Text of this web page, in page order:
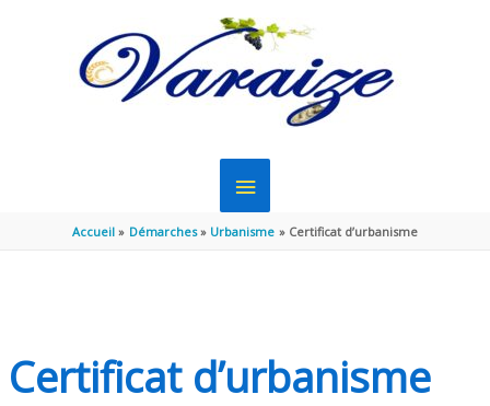
MENU
PRINCIPAL
Accueil Démarches Urbanisme Certificat d’urbanisme
Certificat d’urbanisme